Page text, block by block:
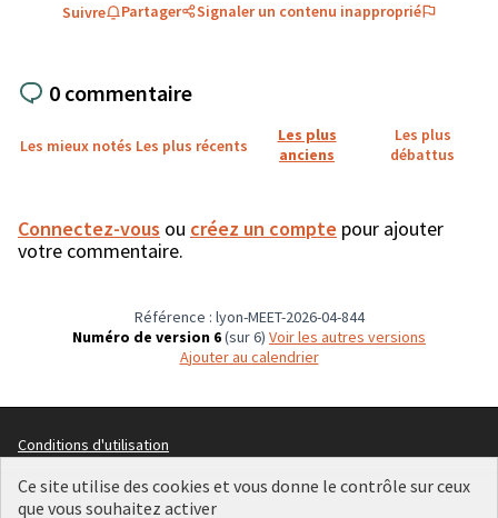
Suivre Partager Signaler un contenu inapproprié
0 commentaire
Les mieux notés Les plus récents
Les plus
anciens
Les plus
débattus
Connectez-vous ou créez un compte pour ajouter
votre commentaire.
Référence : lyon-MEET-2026-04-844
Numéro de version 6(sur 6)
voir les autres versions
Ajouter au calendrier
Conditions d'utilisation
Paramètres des cookies
Plateforme de participation citoyenne de la Ville de Lyon sur X
Plateforme de participation citoyenne de la Ville de Lyon sur
Plateforme de participation citoyenne de la Ville de Lyon sur
Plateforme de participation citoyenne de la Ville de Lyon
Plateforme de participation citoyenne de la Ville
Ce site utilise des cookies et vous donne le contrôle sur ceux
que vous souhaitez activer